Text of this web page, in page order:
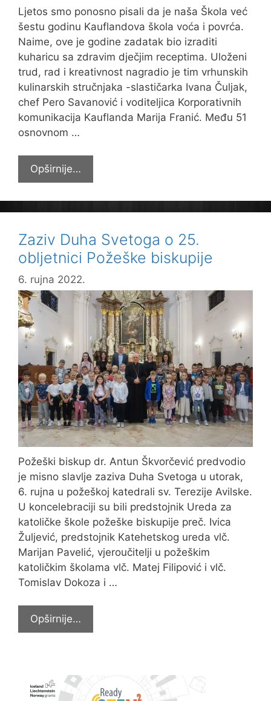
Ljetos smo ponosno pisali da je naša Škola već
šestu godinu Kauflandova škola voća i povrća.
Naime, ove je godine zadatak bio izraditi
kuharicu sa zdravim dječjim receptima. Uloženi
trud, rad i kreativnost nagradio je tim vrhunskih
kulinarskih stručnjaka -slastičarka Ivana Čuljak,
chef Pero Savanović i voditeljica Korporativnih
komunikacija Kauflanda Marija Franić. Među 51
osnovnom …
Opširnije…
prva
dostava
voća
povrća
Zaziv Duha Svetoga o 25.
obljetnici Požeške biskupije
6. rujna 2022.
Požeški biskup dr. Antun Škvorčević predvodio
je misno slavlje zaziva Duha Svetoga u utorak,
6. rujna u požeškoj katedrali sv. Terezije Avilske.
U koncelebraciji su bili predstojnik Ureda za
katoličke škole požeške biskupije preč. Ivica
Žuljević, predstojnik Katehetskog ureda vlč.
Marijan Pavelić, vjeroučitelji u požeškim
katoličkim školama vlč. Matej Filipović i vlč.
Tomislav Dokoza i …
Opširnije…
Duha
25.
obljetnici